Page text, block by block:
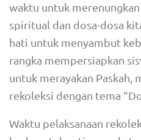
waktu untuk
spiritual dan dosa-dosa
hati untuk menyambut
rangka mempersiapkan
untuk merayakan Paskah,
rekoleksi dengan tema
Waktu pelaksanaan